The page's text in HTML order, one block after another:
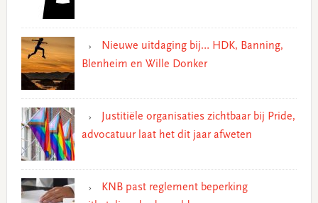
Nieuwe uitdaging bij… HDK, Banning,
Blenheim en Wille Donker
Justitiële organisaties zichtbaar bij Pride,
advocatuur laat het dit jaar afweten
KNB past reglement beperking